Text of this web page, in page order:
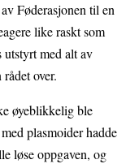
Føderasjonen til en
like raskt som
med alt av
over.
øyeblikkelig ble
plasmoider hadde
løse oppgaven, og